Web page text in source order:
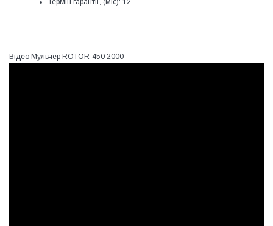
Термін гарантії, (міс): 12
Відео Мульчер ROTOR-450 2000